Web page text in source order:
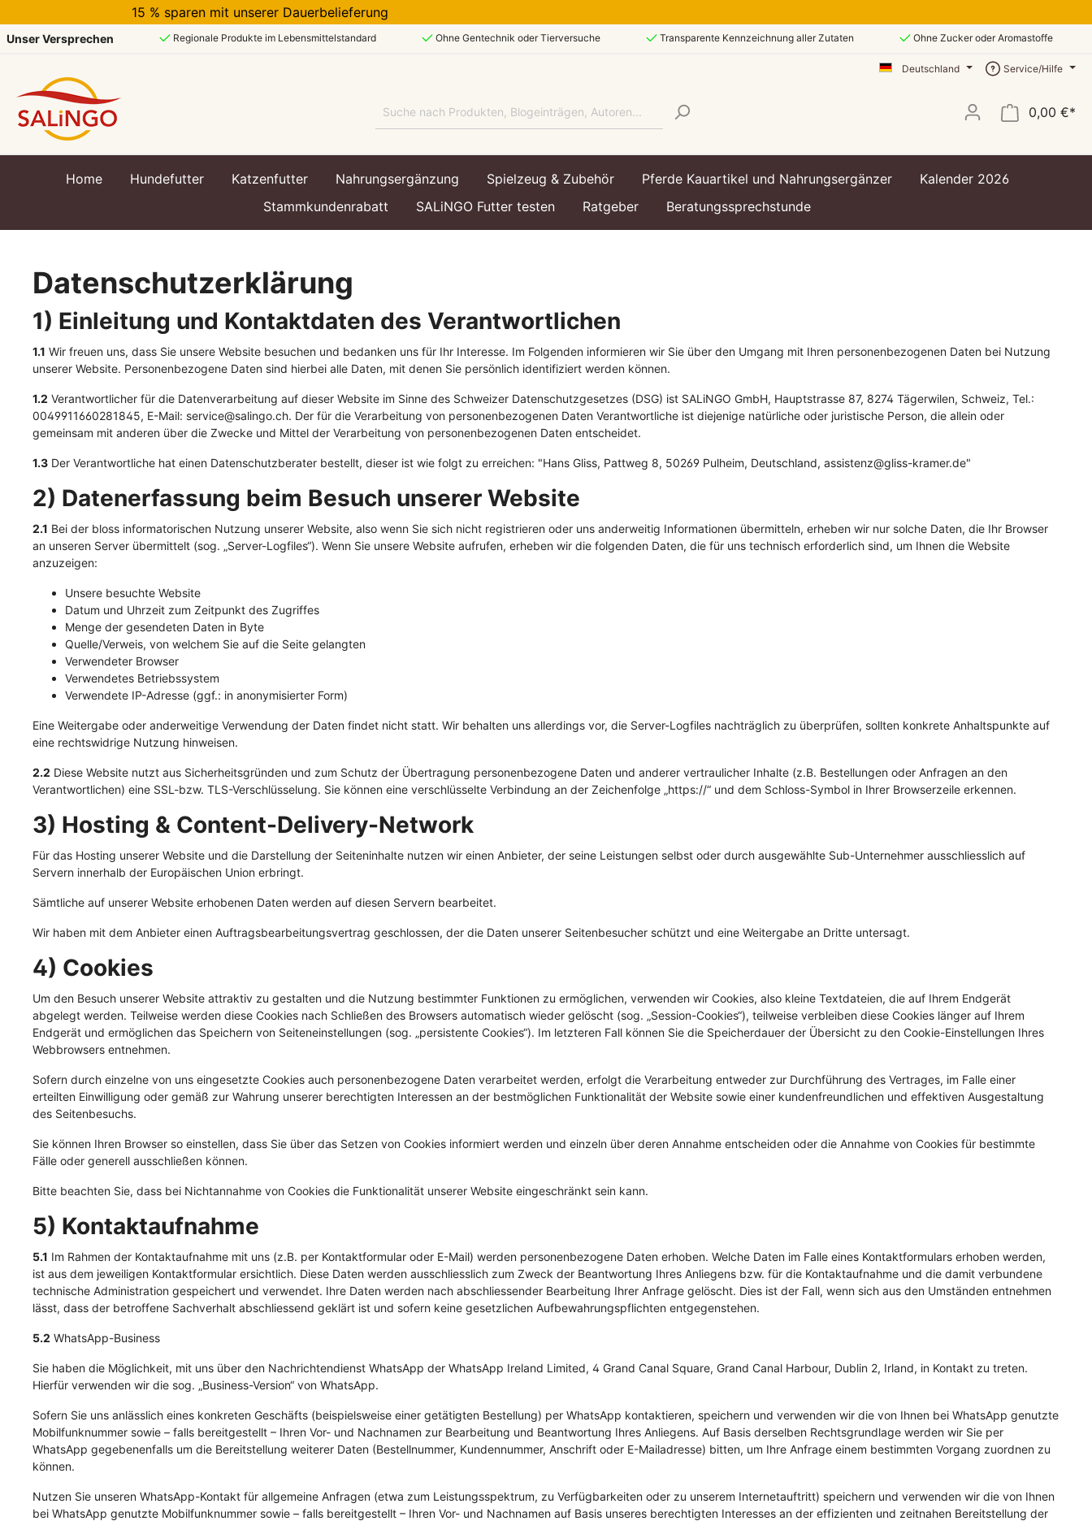
Unser Versprechen Regionale Produkte im Lebensmittelstandard Ohne Gentechnik oder Tierversuche Transparente Kennzeichnung aller Zutaten Ohne Zucker oder Aromastoffe
15 % sparen mit unserer Dauerbelieferung
Deutschland Service/Hilfe
0,00 €*
Home Hundefutter Katzenfutter Nahrungsergänzung Spielzeug & Zubehör Pferde Kauartikel und Nahrungsergänzer
Kalender 2026
Stammkundenrabatt
SALiNGO Futter testen Ratgeber Beratungssprechstunde
Produktart
Trockenfutter
Nassfutter
Leckerlis & Kauartikel
Soft Trockenfutter
Welpe / Junior
Ausgewachsen / Adult
Fleisch PUR / BARF
Fleisch PUR
Gemüseflocken
Kauartikel
Leckerlis
Getreidefrei
Eigenschaften
Getreidefrei
Hypoallergen
Sensitiv
Fettreduziert
Monoprotein
Veganes Hundefutter
Preiswertes Hundefutter
Produktart
Trockenfutter
Nassfutter
Kätzchen / Kitten
Ausgewachsen / Adult
Kennenlernpakete
Lebensphase
Eigenschaften
Getreidefrei
Sensitiv
Fettreduziert
Zubehör
Fleisch PUR
Fleisch PUR
Stoffwechsel & Immunsystem
Freizeittasche
Hundezubehör
Katzenspielzeug &
Katzenzubehör
Überraschungsbox für Hunde Geschenkgutschein
Datenschutzerklärung
1) Einleitung und Kontaktdaten des Verantwortlichen
1.1 Wir freuen uns, dass Sie unsere Website besuchen und bedanken uns für Ihr Interesse. Im Folgenden informieren wir Sie über den Umgang mit Ihren personenbezogenen Daten bei Nutzung
unserer Website. Personenbezogene Daten sind hierbei alle Daten, mit denen Sie persönlich identifiziert werden können.
1.2 Verantwortlicher für die Datenverarbeitung auf dieser Website im Sinne des Schweizer Datenschutzgesetzes (DSG) ist SALiNGO GmbH, Hauptstrasse 87, 8274 Tägerwilen, Schweiz, Tel.:
0049911660281845, E-Mail: service@salingo.ch. Der für die Verarbeitung von personenbezogenen Daten Verantwortliche ist diejenige natürliche oder juristische Person, die allein oder
gemeinsam mit anderen über die Zwecke und Mittel der Verarbeitung von personenbezogenen Daten entscheidet.
1.3 Der Verantwortliche hat einen Datenschutzberater bestellt, dieser ist wie folgt zu erreichen: "Hans Gliss, Pattweg 8, 50269 Pulheim, Deutschland, assistenz@gliss-kramer.de"
2) Datenerfassung beim Besuch unserer Website
2.1 Bei der bloss informatorischen Nutzung unserer Website, also wenn Sie sich nicht registrieren oder uns anderweitig Informationen übermitteln, erheben wir nur solche Daten, die Ihr Browser
an unseren Server übermittelt (sog. „Server-Logfiles“). Wenn Sie unsere Website aufrufen, erheben wir die folgenden Daten, die für uns technisch erforderlich sind, um Ihnen die Website
anzuzeigen:
Unsere besuchte Website
Datum und Uhrzeit zum Zeitpunkt des Zugriffes
Menge der gesendeten Daten in Byte
Quelle/Verweis, von welchem Sie auf die Seite gelangten
Verwendeter Browser
Verwendetes Betriebssystem
Verwendete IP-Adresse (ggf.: in anonymisierter Form)
Eine Weitergabe oder anderweitige Verwendung der Daten findet nicht statt. Wir behalten uns allerdings vor, die Server-Logfiles nachträglich zu überprüfen, sollten konkrete Anhaltspunkte auf
eine rechtswidrige Nutzung hinweisen.
2.2 Diese Website nutzt aus Sicherheitsgründen und zum Schutz der Übertragung personenbezogene Daten und anderer vertraulicher Inhalte (z.B. Bestellungen oder Anfragen an den
Verantwortlichen) eine SSL-bzw. TLS-Verschlüsselung. Sie können eine verschlüsselte Verbindung an der Zeichenfolge „https://“ und dem Schloss-Symbol in Ihrer Browserzeile erkennen.
3) Hosting & Content-Delivery-Network
Für das Hosting unserer Website und die Darstellung der Seiteninhalte nutzen wir einen Anbieter, der seine Leistungen selbst oder durch ausgewählte Sub-Unternehmer ausschliesslich auf
Servern innerhalb der Europäischen Union erbringt.
Sämtliche auf unserer Website erhobenen Daten werden auf diesen Servern bearbeitet.
Wir haben mit dem Anbieter einen Auftragsbearbeitungsvertrag geschlossen, der die Daten unserer Seitenbesucher schützt und eine Weitergabe an Dritte untersagt.
4) Cookies
Um den Besuch unserer Website attraktiv zu gestalten und die Nutzung bestimmter Funktionen zu ermöglichen, verwenden wir Cookies, also kleine Textdateien, die auf Ihrem Endgerät
abgelegt werden. Teilweise werden diese Cookies nach Schließen des Browsers automatisch wieder gelöscht (sog. „Session-Cookies“), teilweise verbleiben diese Cookies länger auf Ihrem
Endgerät und ermöglichen das Speichern von Seiteneinstellungen (sog. „persistente Cookies“). Im letzteren Fall können Sie die Speicherdauer der Übersicht zu den Cookie-Einstellungen Ihres
Webbrowsers entnehmen.
Sofern durch einzelne von uns eingesetzte Cookies auch personenbezogene Daten verarbeitet werden, erfolgt die Verarbeitung entweder zur Durchführung des Vertrages, im Falle einer
erteilten Einwilligung oder gemäß zur Wahrung unserer berechtigten Interessen an der bestmöglichen Funktionalität der Website sowie einer kundenfreundlichen und effektiven Ausgestaltung
des Seitenbesuchs.
Sie können Ihren Browser so einstellen, dass Sie über das Setzen von Cookies informiert werden und einzeln über deren Annahme entscheiden oder die Annahme von Cookies für bestimmte
Fälle oder generell ausschließen können.
Bitte beachten Sie, dass bei Nichtannahme von Cookies die Funktionalität unserer Website eingeschränkt sein kann.
5) Kontaktaufnahme
5.1 Im Rahmen der Kontaktaufnahme mit uns (z.B. per Kontaktformular oder E-Mail) werden personenbezogene Daten erhoben. Welche Daten im Falle eines Kontaktformulars erhoben werden,
ist aus dem jeweiligen Kontaktformular ersichtlich. Diese Daten werden ausschliesslich zum Zweck der Beantwortung Ihres Anliegens bzw. für die Kontaktaufnahme und die damit verbundene
technische Administration gespeichert und verwendet. Ihre Daten werden nach abschliessender Bearbeitung Ihrer Anfrage gelöscht. Dies ist der Fall, wenn sich aus den Umständen entnehmen
lässt, dass der betroffene Sachverhalt abschliessend geklärt ist und sofern keine gesetzlichen Aufbewahrungspflichten entgegenstehen.
5.2 WhatsApp-Business
Sie haben die Möglichkeit, mit uns über den Nachrichtendienst WhatsApp der WhatsApp Ireland Limited, 4 Grand Canal Square, Grand Canal Harbour, Dublin 2, Irland, in Kontakt zu treten.
Hierfür verwenden wir die sog. „Business-Version“ von WhatsApp.
Sofern Sie uns anlässlich eines konkreten Geschäfts (beispielsweise einer getätigten Bestellung) per WhatsApp kontaktieren, speichern und verwenden wir die von Ihnen bei WhatsApp genutzte
Mobilfunknummer sowie – falls bereitgestellt – Ihren Vor- und Nachnamen zur Bearbeitung und Beantwortung Ihres Anliegens. Auf Basis derselben Rechtsgrundlage werden wir Sie per
WhatsApp gegebenenfalls um die Bereitstellung weiterer Daten (Bestellnummer, Kundennummer, Anschrift oder E-Mailadresse) bitten, um Ihre Anfrage einem bestimmten Vorgang zuordnen zu
können.
Nutzen Sie unseren WhatsApp-Kontakt für allgemeine Anfragen (etwa zum Leistungsspektrum, zu Verfügbarkeiten oder zu unserem Internetauftritt) speichern und verwenden wir die von Ihnen
bei WhatsApp genutzte Mobilfunknummer sowie – falls bereitgestellt – Ihren Vor- und Nachnamen auf Basis unseres berechtigten Interesses an der effizienten und zeitnahen Bereitstellung der